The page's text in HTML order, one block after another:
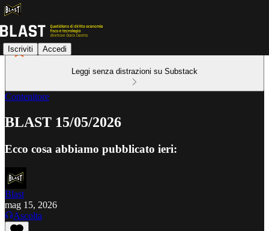
Iscriviti Accedi
Leggi senza distrazioni su Substack
Contenitore
BLAST 15/05/2026
Ecco cosa abbiamo pubblicato ieri:
Blast
mag 15, 2026
Ascolta